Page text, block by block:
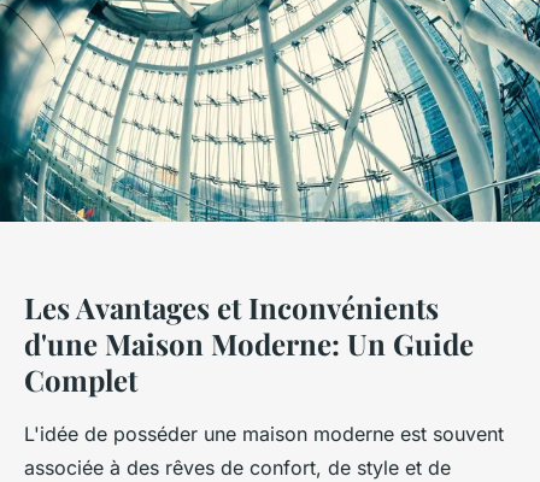
Les Avantages et Inconvénients
d'une Maison Moderne: Un Guide
Complet
L'idée de posséder une maison moderne est souvent
associée à des rêves de confort, de style et de